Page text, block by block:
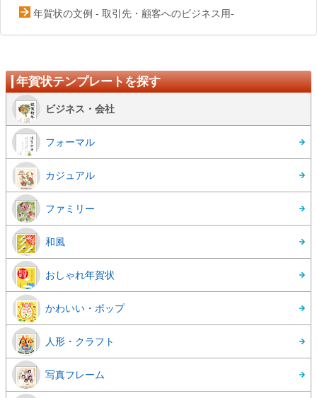
年賀状の文例 - 取引先・顧客へのビジネス用-
年賀状テンプレートを探す
ビジネス・会社
フォーマル
カジュアル
ファミリー
和風
おしゃれ年賀状
かわいい・ポップ
人形・クラフト
写真フレーム